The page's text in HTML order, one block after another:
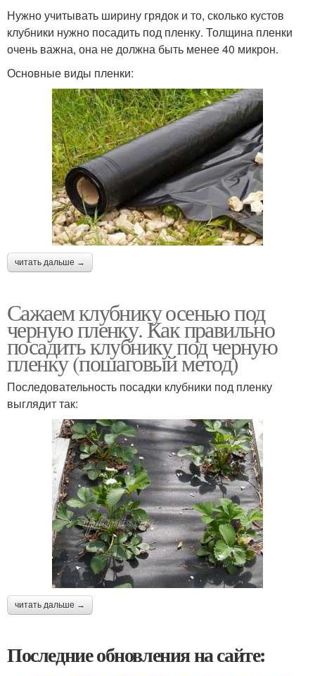
Нужно учитывать ширину грядок и то, сколько кустов
клубники нужно посадить под пленку. Толщина пленки
очень важна, она не должна быть менее 40 микрон.
Основные виды пленки:
читать дальше →
Сажаем клубнику осенью под
черную пленку. Как правильно
посадить клубнику под черную
пленку (пошаговый метод)
Последовательность посадки клубники под пленку
выглядит так:
читать дальше →
Последние обновления на сайте: